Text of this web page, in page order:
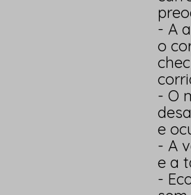
- A
o
- O
e
- A
e a
-